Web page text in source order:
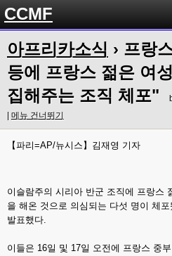
CCMF
아프리카소식 › 프랑
등에 프랑스 젊은 여
집해주는 조직 체포"
메뉴 건너뛰기
【파리=AP/뉴시스】김재영 기자
이슬람주의 시리아 반군 조직에 프랑스
을 해온 것으로 의심되는 다섯 명이 체
발표했다.
이들은 16일 및 17일 오전에 프랑스 중